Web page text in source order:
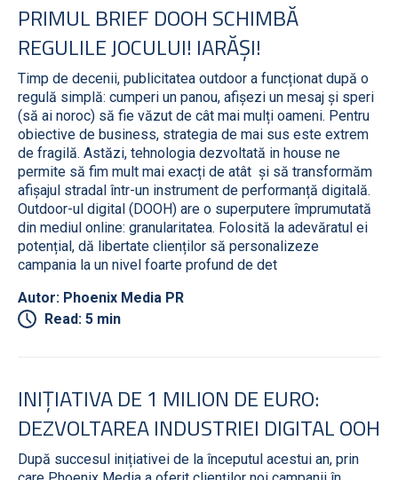
PRIMUL BRIEF DOOH SCHIMBĂ
REGULILE JOCULUI! IARĂȘI!
Timp de decenii, publicitatea outdoor a funcționat după o
regulă simplă: cumperi un panou, afișezi un mesaj și speri
(să ai noroc) să fie văzut de cât mai mulți oameni. Pentru
obiective de business, strategia de mai sus este extrem
de fragilă. Astăzi, tehnologia dezvoltată in house ne
permite să fim mult mai exacți de atât și să transformăm
afișajul stradal într-un instrument de performanță digitală.
Outdoor-ul digital (DOOH) are o superputere împrumutată
din mediul online: granularitatea. Folosită la adevăratul ei
potențial, dă libertate clienților să personalizeze
campania la un nivel foarte profund de det
Autor: Phoenix Media PR
Read: 5 min
INIȚIATIVA DE 1 MILION DE EURO:
DEZVOLTAREA INDUSTRIEI DIGITAL OOH
După succesul inițiativei de la începutul acestui an, prin